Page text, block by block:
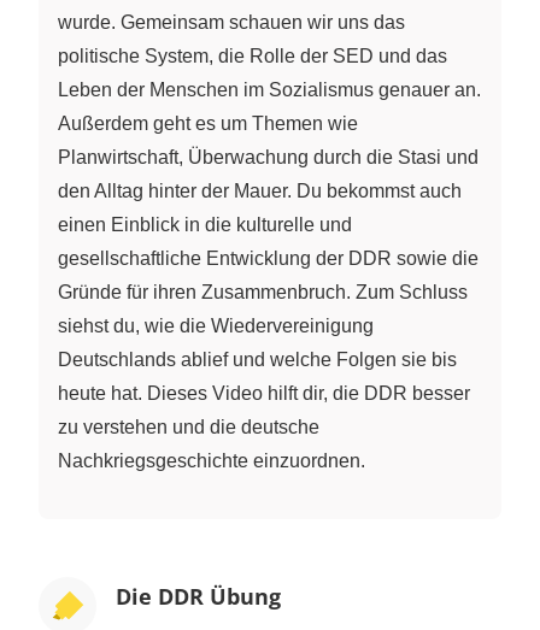
wurde. Gemeinsam schauen wir uns das
politische System, die Rolle der SED und das
Leben der Menschen im Sozialismus genauer an.
Außerdem geht es um Themen wie
Planwirtschaft, Überwachung durch die Stasi und
den Alltag hinter der Mauer. Du bekommst auch
einen Einblick in die kulturelle und
gesellschaftliche Entwicklung der DDR sowie die
Gründe für ihren Zusammenbruch. Zum Schluss
siehst du, wie die Wiedervereinigung
Deutschlands ablief und welche Folgen sie bis
heute hat. Dieses Video hilft dir, die DDR besser
zu verstehen und die deutsche
Nachkriegsgeschichte einzuordnen.
Die DDR Übung